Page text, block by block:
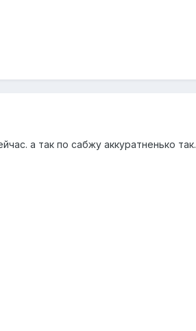
а так по сабжу аккуратненько так.